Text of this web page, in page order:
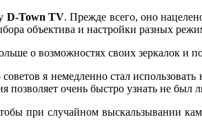
D-Town TV. Прежде всего, оно
объектива и настройки разных
о возможностях своих зеркалок и
я немедленно стал
очень быстро узнать не был
при случайном выскальзывании